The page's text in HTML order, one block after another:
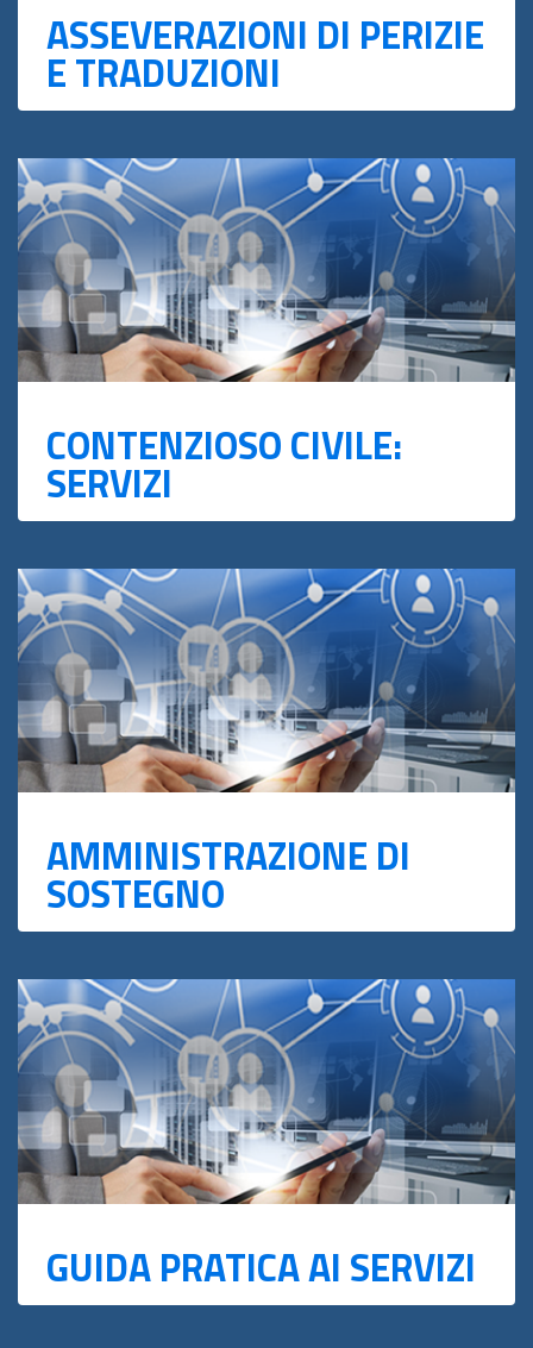
ASSEVERAZIONI DI PERIZIE
E TRADUZIONI
CONTENZIOSO CIVILE:
SERVIZI
AMMINISTRAZIONE DI
SOSTEGNO
GUIDA PRATICA AI SERVIZI